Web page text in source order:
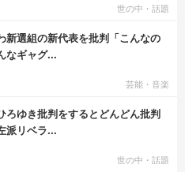
世の中・話題
新選組の新代表を批判「こんなの
なギャグ...
芸能・音楽
ろゆき批判をするとどんどん批判
派リベラ...
世の中・話題